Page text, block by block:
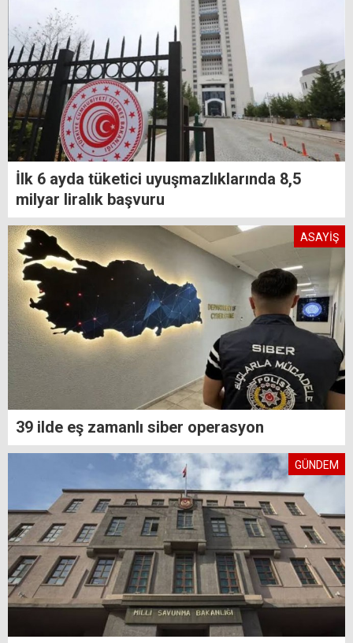
İlk 6 ayda tüketici uyuşmazlıklarında 8,5
milyar liralık başvuru
ASAYİŞ
39 ilde eş zamanlı siber operasyon
GÜNDEM